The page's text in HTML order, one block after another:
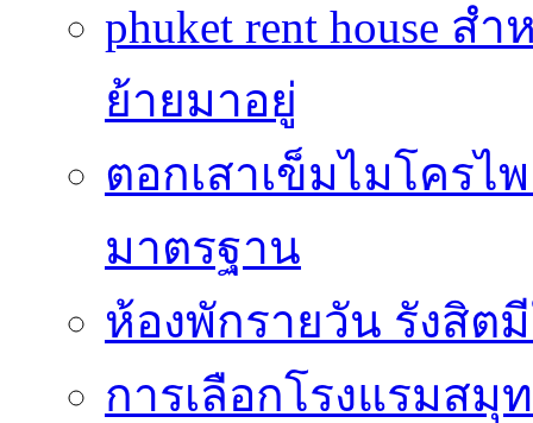
phuket rent house
ย้ายมาอยู่
ตอกเสาเข็มไมโคร
มาตรฐาน
ห้องพักรายวัน รังสิต
การเลือกโรงแรมสมุ